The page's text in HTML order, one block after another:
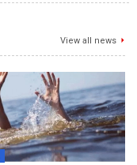
View all news